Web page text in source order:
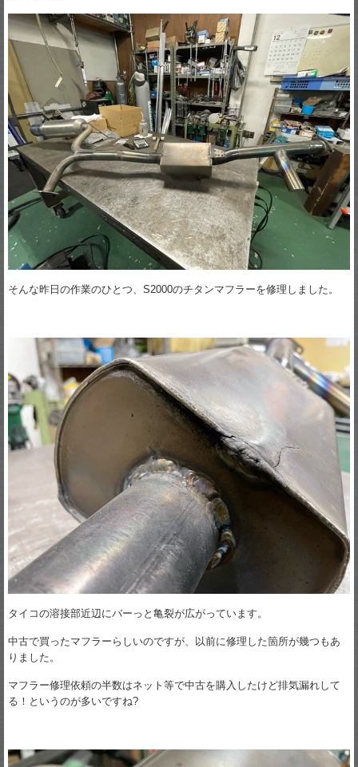
そんな昨日の作業のひとつ、S2000のチタンマフラーを修理しました。
タイコの溶接部近辺にバーっと亀裂が広がっています。
中古で買ったマフラーらしいのですが、以前に修理した箇所が幾つもあ
りました。
マフラー修理依頼の半数はネット等で中古を購入したけど排気漏れして
る！というのが多いですね?